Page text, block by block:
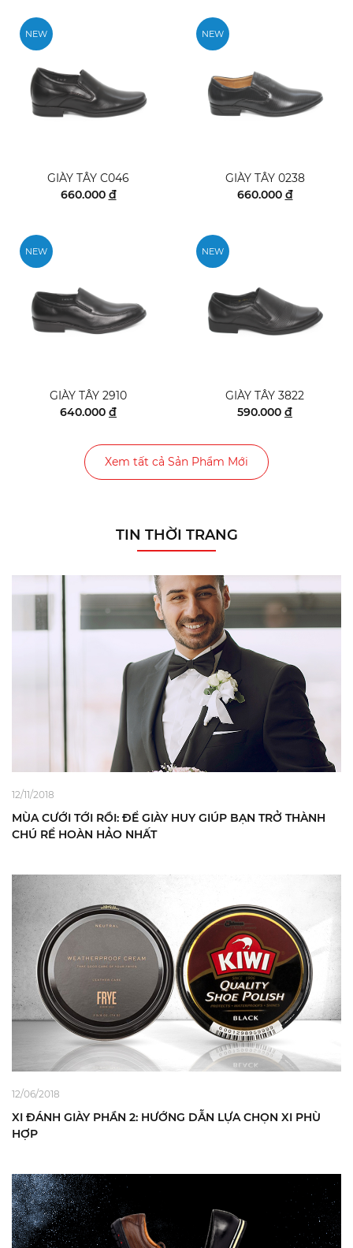
NEW
GIÀY TÂY C046
660.000 đ
NEW
GIÀY TÂY 0238
660.000 đ
NEW
GIÀY TÂY 2910
640.000 đ
NEW
GIÀY TÂY 3822
590.000 đ
Xem tất cả Sản Phẩm Mới
TIN THỜI TRANG
12/11/2018
MÙA CƯỚI TỚI RỒI: ĐỂ GIÀY HUY GIÚP BẠN TRỞ THÀNH
CHÚ RỂ HOÀN HẢO NHẤT
12/06/2018
XI ĐÁNH GIÀY PHẦN 2: HƯỚNG DẪN LỰA CHỌN XI PHÙ
HỢP